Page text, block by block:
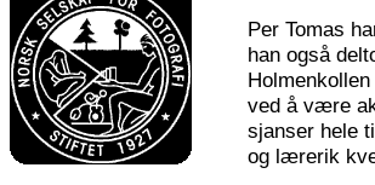
Per Tomas
han også
ved å være
sjanser hele
og lærerik